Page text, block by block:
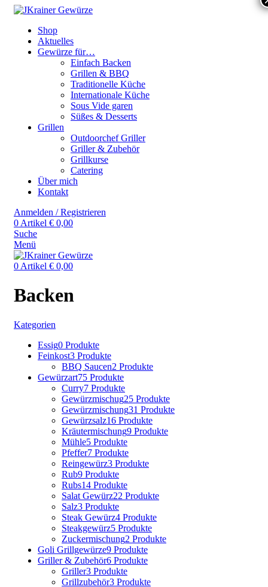
Shop
Aktuelles
Gewürze für…
Einfach Backen
Grillen & BBQ
Traditionelle Küche
Internationale Küche
Sous Vide garen
Süßes & Desserts
Grillen
Outdoorchef Griller
Griller & Zubehör
Grillkurse
Catering
Über mich
Kontakt
Anmelden / Registrieren
0 Artikel € 0,00
Suche
Menü
0 Artikel € 0,00
Backen
Kategorien
Essig0 Produkte
Feinkost3 Produkte
BBQ Saucen2 Produkte
Gewürzart75 Produkte
Curry7 Produkte
Gewürzmischug25 Produkte
Gewürzmischung31 Produkte
Gewürzsalz16 Produkte
Kräutermischung9 Produkte
Mühle5 Produkte
Pfeffer7 Produkte
Reingewürz3 Produkte
Rub9 Produkte
Rubs14 Produkte
Salat Gewürz22 Produkte
Salz3 Produkte
Steak Gewürz4 Produkte
Steakgewürz5 Produkte
Zuckermischung2 Produkte
Goli Grillgewürze9 Produkte
Griller & Zubehör6 Produkte
Griller3 Produkte
Grillzubehör3 Produkte